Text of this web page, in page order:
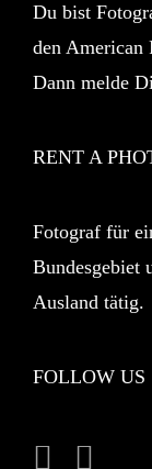
Du bist
den American
Dann melde
RENT A
Fotograf für
Bundesgebiet
Ausland tätig.
FOLLOW US